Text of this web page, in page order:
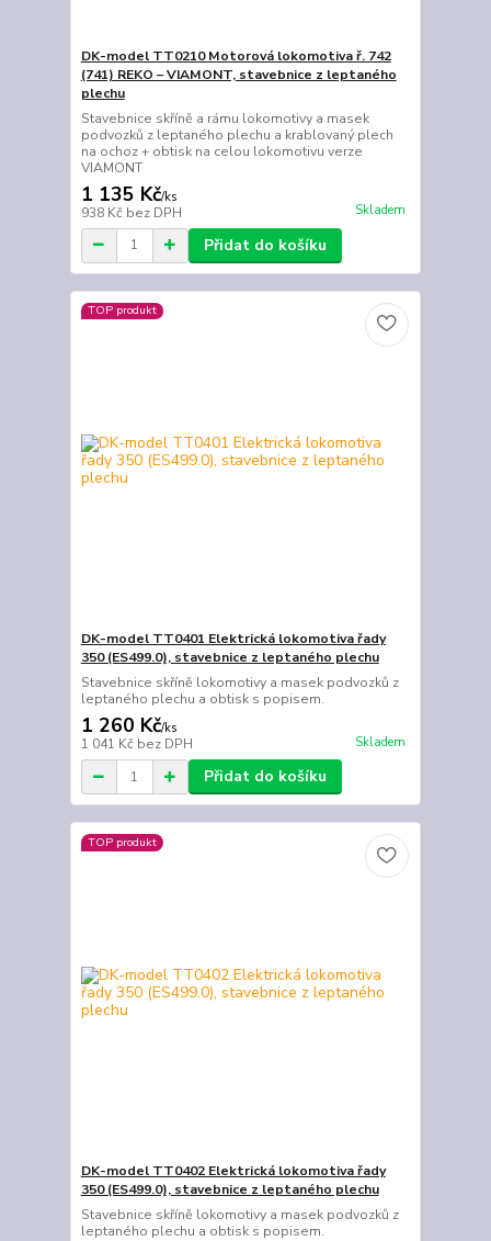
DK-model TT0210 Motorová lokomotiva ř. 742
(741) REKO – VIAMONT, stavebnice z leptaného
plechu
Stavebnice skříně a rámu lokomotivy a masek
podvozků z leptaného plechu a krablovaný plech
na ochoz + obtisk na celou lokomotivu verze
VIAMONT
1 135 Kč/ks
938 Kč bez DPH Skladem
Přidat do košíku
TOP produkt
DK-model TT0401 Elektrická lokomotiva řady
350 (ES499.0), stavebnice z leptaného plechu
Stavebnice skříně lokomotivy a masek podvozků z
leptaného plechu a obtisk s popisem.
1 260 Kč/ks
1 041 Kč bez DPH Skladem
Přidat do košíku
TOP produkt
DK-model TT0402 Elektrická lokomotiva řady
350 (ES499.0), stavebnice z leptaného plechu
Stavebnice skříně lokomotivy a masek podvozků z
leptaného plechu a obtisk s popisem.